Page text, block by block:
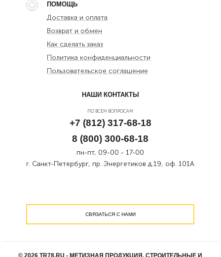
ПОМОЩЬ
Доставка и оплата
Возврат и обмен
Как сделать заказ
Политика конфиденциальности
Пользовательское соглашение
НАШИ КОНТАКТЫ
ПО ВСЕМ ВОПРОСАМ
+7 (812) 317-68-18
8 (800) 300-68-18
пн-пт, 09-00 - 17-00
г. Санкт-Петербург, пр. Энергетиков д.19, оф. 101А
СВЯЗАТЬСЯ С НАМИ